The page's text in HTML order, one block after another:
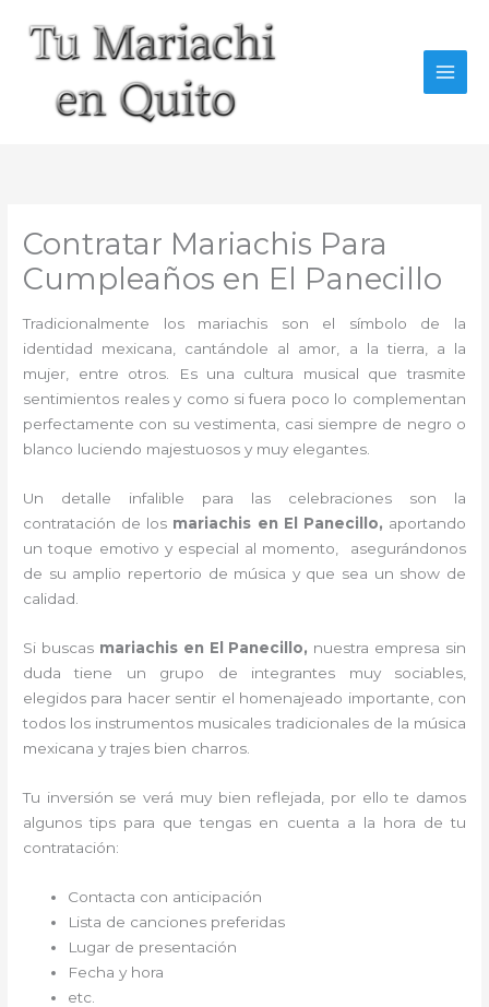
contenido
Contratar Mariachis Para
Cumpleaños en El Panecillo
Tradicionalmente los mariachis son el símbolo de la
identidad mexicana, cantándole al amor, a la tierra, a la
mujer, entre otros. Es una cultura musical que trasmite
sentimientos reales y como si fuera poco lo complementan
perfectamente con su vestimenta, casi siempre de negro o
blanco luciendo majestuosos y muy elegantes.
Un detalle infalible para las celebraciones son la
contratación de los mariachis en El Panecillo, aportando
un toque emotivo y especial al momento, asegurándonos
de su amplio repertorio de música y que sea un show de
calidad.
Si buscas mariachis en El Panecillo, nuestra empresa sin
duda tiene un grupo de integrantes muy sociables,
elegidos para hacer sentir el homenajeado importante, con
todos los instrumentos musicales tradicionales de la música
mexicana y trajes bien charros.
Tu inversión se verá muy bien reflejada, por ello te damos
algunos tips para que tengas en cuenta a la hora de tu
contratación:
Contacta con anticipación
Lista de canciones preferidas
Lugar de presentación
Fecha y hora
etc.